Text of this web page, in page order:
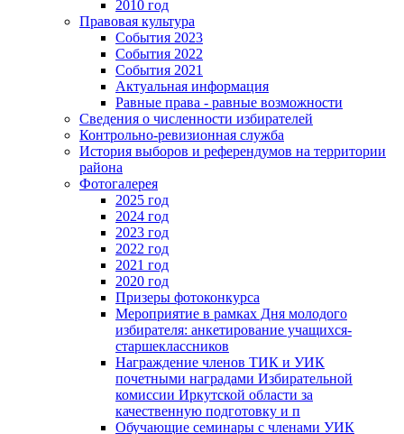
2010 год
Правовая культура
События 2023
События 2022
События 2021
Актуальная информация
Равные права - равные возможности
Сведения о численности избирателей
Контрольно-ревизионная служба
История выборов и референдумов на территории
района
Фотогалерея
2025 год
2024 год
2023 год
2022 год
2021 год
2020 год
Призеры фотоконкурса
Мероприятие в рамках Дня молодого
избирателя: анкетирование учащихся-
старшеклассников
Награждение членов ТИК и УИК
почетными наградами Избирательной
комиссии Иркутской области за
качественную подготовку и п
Обучающие семинары с членами УИК